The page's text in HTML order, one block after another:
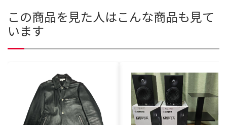
この商品を見た人はこんな商品も見て
います